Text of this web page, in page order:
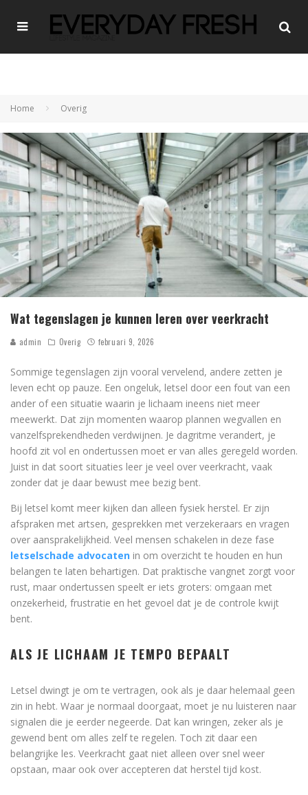
Home Overig
Wat tegenslagen je kunnen leren over veerkracht
admin Overig februari 9, 2026
Sommige tegenslagen zijn vooral vervelend, andere zetten je
leven echt op pauze. Een ongeluk, letsel door een fout van een
ander of een situatie waarin je lichaam ineens niet meer
meewerkt. Dat zijn momenten waarop plannen wegvallen en
vanzelfsprekendheden verdwijnen. Je dagritme verandert, je
hoofd zit vol en ondertussen moet er van alles geregeld worden.
Juist in dat soort situaties leer je veel over veerkracht, vaak
zonder dat je daar bewust mee bezig bent.
Bij letsel komt meer kijken dan alleen fysiek herstel. Er zijn
afspraken met artsen, gesprekken met verzekeraars en vragen
over aansprakelijkheid. Veel mensen schakelen in deze fase
letselschade advocaten in om overzicht te houden en hun
belangen te laten behartigen. Dat praktische vangnet zorgt voor
rust, maar ondertussen speelt er iets groters: omgaan met
onzekerheid, frustratie en het gevoel dat je de controle kwijt
bent.
ALS JE LICHAAM JE TEMPO BEPAALT
Letsel dwingt je om te vertragen, ook als je daar helemaal geen
zin in hebt. Waar je normaal doorgaat, moet je nu luisteren naar
signalen die je eerder negeerde. Dat kan wringen, zeker als je
gewend bent om alles zelf te regelen. Toch zit daar een
belangrijke les. Veerkracht gaat niet alleen over snel weer
opstaan, maar ook over accepteren dat herstel tijd kost.